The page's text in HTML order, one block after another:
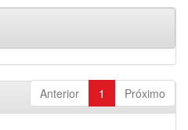
Anterior 1 Próximo